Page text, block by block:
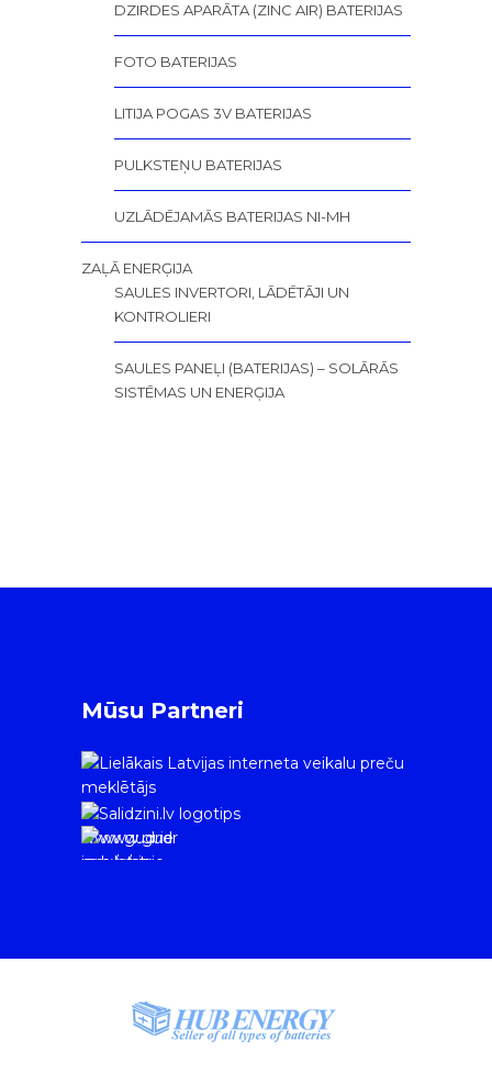
DZIRDES APARĀTA (ZINC AIR) BATERIJAS
FOTO BATERIJAS
LITIJA POGAS 3V BATERIJAS
PULKSTEŅU BATERIJAS
UZLĀDĒJAMĀS BATERIJAS NI-MH
ZAĻĀ ENERĢIJA
SAULES INVERTORI, LĀDĒTĀJI UN
KONTROLIERI
SAULES PANEĻI (BATERIJAS) – SOLĀRĀS
SISTĒMAS UN ENERĢIJA
Mūsu Partneri
www.gudrie
m.lv/atrie-